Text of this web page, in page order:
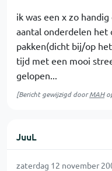
ik was een x zo
aantal onderdelen het
pakken(dicht bij/op
tijd met een mooi
gelopen...
[Bericht gewijzigd doorMAH
JuuL
zaterdag 12 november